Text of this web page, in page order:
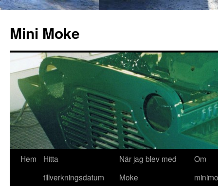
innehåll
Mini Moke
Hem
Hitta
tillverkningsdatum
När jag blev med
Moke
Om